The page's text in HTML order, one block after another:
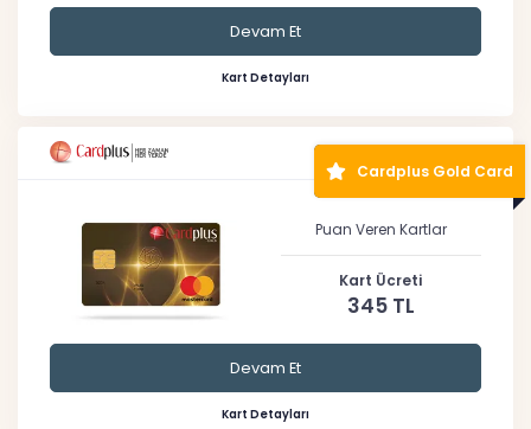
Devam Et
Kart Detayları
Cardplus Gold Card
Puan Veren Kartlar
Kart Ücreti
345 TL
Devam Et
Kart Detayları